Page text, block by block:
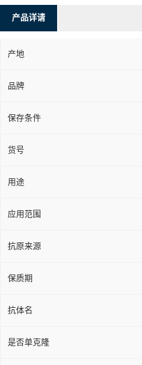
产品详请
产地
品牌
保存条件
货号
用途
应用范围
抗原来源
保质期
抗体名
是否单克隆